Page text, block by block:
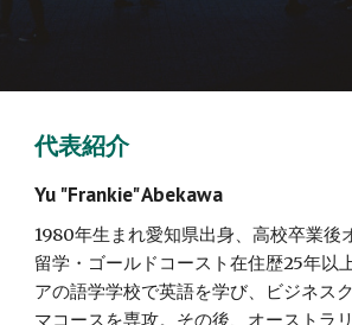
代表紹介
Yu "Frankie" Abekawa
1980年生まれ愛知県出身、高校卒業後
留学・ゴールドコースト在住歴25年以
アの語学学校で英語を学び、ビジネス
マコースを専攻。その後、オーストラ